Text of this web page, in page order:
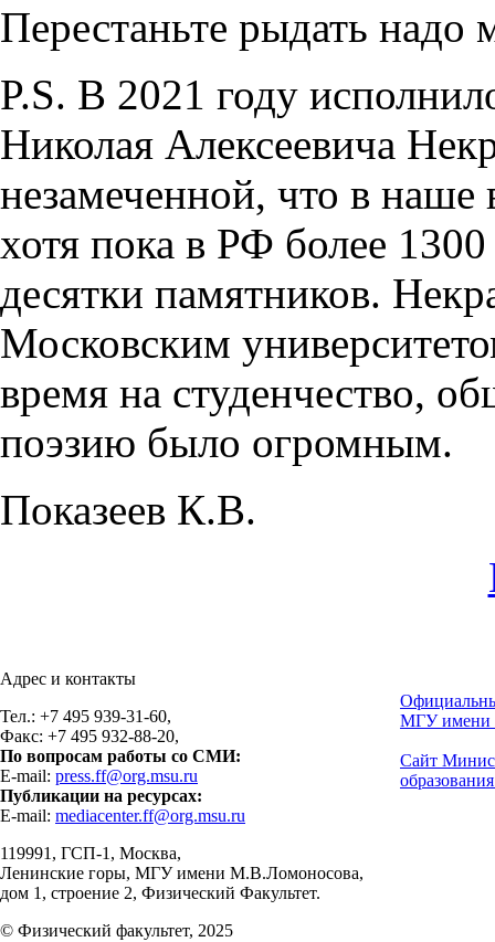
Перестаньте рыдать
P.S. В 2021 году
Николая Алексеевича
незамеченной, что в наше
хотя пока в РФ более
десятки памятников.
Московским
время на студенчество,
поэзию было огромным.
Показеев К.В.
Адрес и контакты
Тел.: +7 495 939-31-60,
Факс: +7 495 932-88-20,
По вопросам работы со СМИ:
E-mail: press.ff@org.msu.ru
Публикации на ресурсах:
E-mail: mediacenter.ff@org.msu.ru
119991, ГСП-1, Москва,
Ленинские горы, МГУ имени М.В.Ломоносова,
дом 1, строение 2, Физический Факультет.
© Физический факультет, 2025
МГУ имени
Сайт